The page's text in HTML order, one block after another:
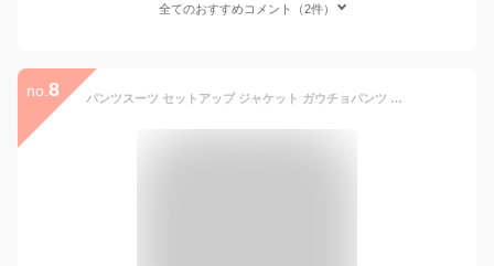
全てのおすすめコメント（2件）
no. 8 パンツスーツ セットアップ ジャケット ガウチョパンツ レディース スーツ フォーマルスーツ ワイドパンツ コート 長袖 フォーマル ビジネス カジュアル 通勤 オフィス OL (M)